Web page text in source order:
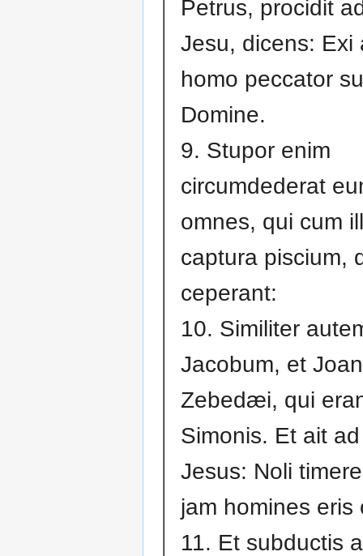
Petrus, procidit
Jesu, dicens: Exi
homo peccator
Domine.
9. Stupor enim
circumdederat
omnes, qui cum
captura piscium,
ceperant:
10. Similiter
Jacobum, et
Zebedæi, qui
Simonis. Et ait
Jesus: Noli
jam homines eris
11. Et subductis